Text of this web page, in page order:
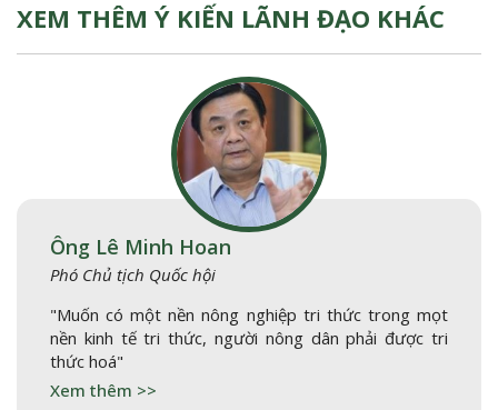
XEM THÊM Ý KIẾN LÃNH ĐẠO KHÁC
Ông Lê Minh Hoan
Phó Chủ tịch Quốc hội
"Muốn có một nền nông nghiệp tri thức trong mọt
nền kinh tế tri thức, người nông dân phải được tri
thức hoá"
Xem thêm >>